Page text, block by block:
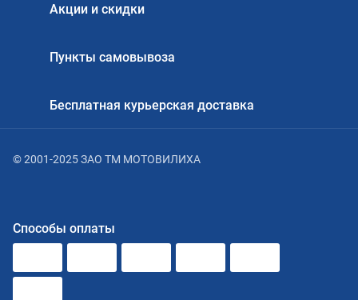
Акции и скидки
Пункты самовывоза
Бесплатная курьерская доставка
© 2001-2025 ЗАО ТМ МОТОВИЛИХА
Способы оплаты